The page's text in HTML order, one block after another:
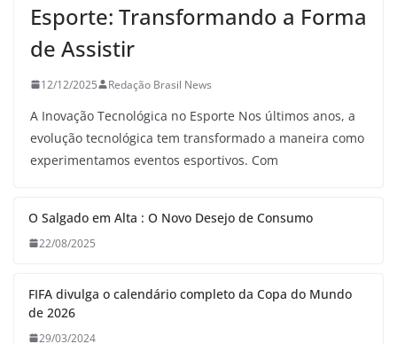
Esporte: Transformando a Forma
de Assistir
12/12/2025 Redação Brasil News
A Inovação Tecnológica no Esporte Nos últimos anos, a
evolução tecnológica tem transformado a maneira como
experimentamos eventos esportivos. Com
O Salgado em Alta : O Novo Desejo de Consumo
22/08/2025
FIFA divulga o calendário completo da Copa do Mundo
de 2026
29/03/2024